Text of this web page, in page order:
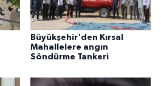
Büyükşehir'den Kırsal
Mahallelere angın
Söndürme Tankeri